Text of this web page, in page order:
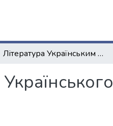
Література Українським козакам на фронт від Українського Військового Генерального Комітету